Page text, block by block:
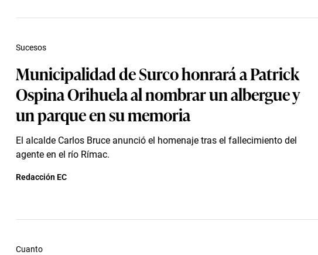
Municipalidad de Surco honrará a Patrick
Ospina Orihuela al nombrar un albergue y
un parque en su memoria
El alcalde Carlos Bruce anunció el homenaje tras el fallecimiento del
agente en el río Rímac.
Sucesos
Redacción EC
Cuanto